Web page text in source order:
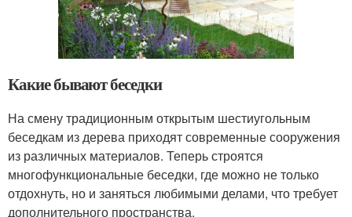
Какие бывают беседки
На смену традиционным открытым шестиугольным
беседкам из дерева приходят современные сооружения
из различных материалов. Теперь строятся
многофункциональные беседки, где можно не только
отдохнуть, но и заняться любимыми делами, что требует
дополнительного пространства.